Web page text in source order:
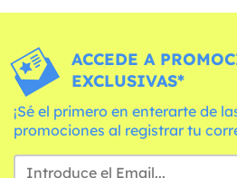
ACCEDE A
EXCLUSIVAS*
¡Sé el primero en enterarte de
promociones al registrar tu